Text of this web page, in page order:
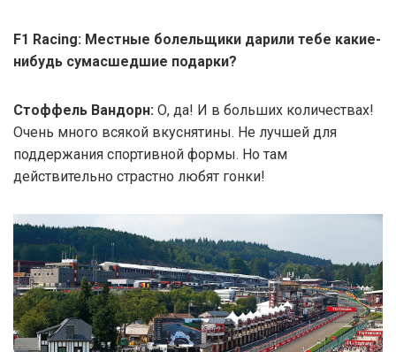
F1 Racing: Местные болельщики дарили тебе какие-
нибудь сумасшедшие подарки?
Стоффель Вандорн: О, да! И в больших количествах!
Очень много всякой вкуснятины. Не лучшей для
поддержания спортивной формы. Но там
действительно страстно любят гонки!